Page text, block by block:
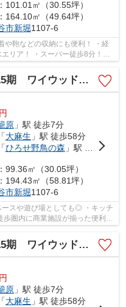
101.01㎡（30.55坪）
164.10㎡（49.64坪）
市新堀1107-6
や鞄などの収納にも便利！ ・経
リア！ ・スーパー徒歩8分！お
今から見たい！」大...
コート 新築戸建 全5区画 5号棟
原」駅 徒歩7分
「大麻生 」駅 徒歩58分
「ひろせ野鳥の森 」駅 徒歩65分
99.36㎡（30.05坪）
194.43㎡（58.81坪）
市新堀1107-6
ースや遊び場としても◎ ・キッチ
歩圏内に商業施設が揃った便利な
コート 新築戸建 全5区画 2号棟
原」駅 徒歩7分
「大麻生 」駅 徒歩58分